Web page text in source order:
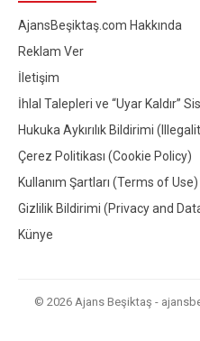
AjansBeşiktaş.com Hakkında
Reklam Ver
İletişim
İhlal Talepleri ve “Uyar Kaldır”
Hukuka Aykırılık Bildirimi
Çerez Politikası (Cookie Policy)
Kullanım Şartları (Terms of Use)
Gizlilik Bildirimi (Privacy and
Künye
© 2026 Ajans Beşiktaş -